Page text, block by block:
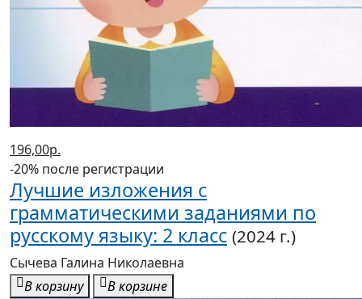
196,00р.
-20% после регистрации
Лучшие изложения с
грамматическими заданиями по
русскому языку: 2 класс (2024 г.)
Сычева Галина Николаевна
В корзину
В корзине